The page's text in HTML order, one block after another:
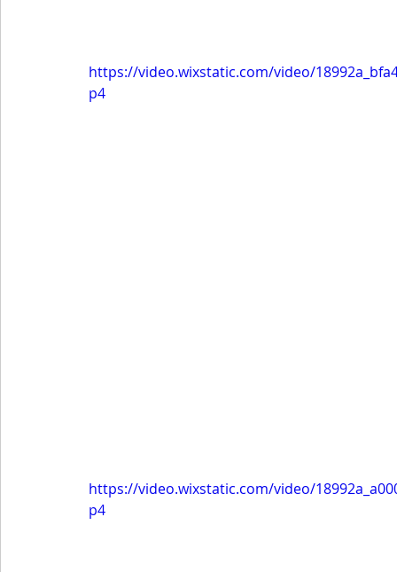
https://video.wixstatic.com/video/
p4
https://video.wixstatic.com/video/
p4